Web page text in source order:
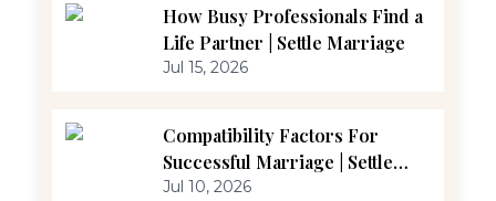
How Busy Professionals Find a
Life Partner | Settle Marriage
Jul 15, 2026
Compatibility Factors For
Successful Marriage | Settle
Marriage
Jul 10, 2026